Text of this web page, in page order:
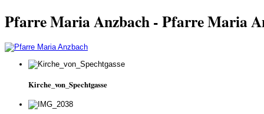
Pfarre Maria Anzbach - Pfarre Maria
Kirche_von_Spechtgasse